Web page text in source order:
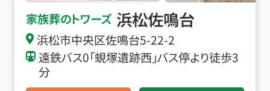
家族葬のトワーズ 浜松佐鳴台
浜松市中央区佐鳴台5-22-2
遠鉄バス0「蜆塚遺跡西」バス停より徒歩3
分